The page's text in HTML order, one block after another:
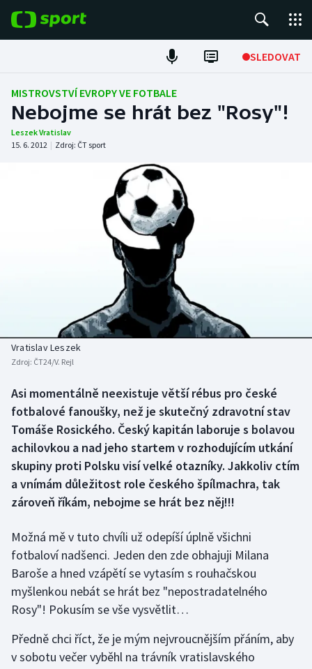
SLEDOVAT
Fotbal
Hokej
Baseball a softbal
Basketbal
Biatlon
Boby a skeleton
Box
Curling
Florbal
Futsal
Gymnastika
Historické návraty
Aplikace ČT sport
AZ kvíz
MISTROVSTVÍ EVROPY VE FOTBALE
Nebojme se hrát bez "Rosy"!
Leszek Vratislav
15. 6. 2012 | Zdroj: ČT sport
Vratislav Leszek
Zdroj: ČT24/V. Rejl
Asi momentálně neexistuje větší rébus pro české
fotbalové fanoušky, než je skutečný zdravotní stav
Tomáše Rosického. Český kapitán laboruje s bolavou
achilovkou a nad jeho startem v rozhodujícím utkání
skupiny proti Polsku visí velké otazníky. Jakkoliv ctím
a vnímám důležitost role českého špílmachra, tak
zároveň říkám, nebojme se hrát bez něj!!!
Možná mě v tuto chvíli už odepíší úplně všichni
fotbaloví nadšenci. Jeden den zde obhajuji Milana
Baroše a hned vzápětí se vytasím s rouhačskou
myšlenkou nebát se hrát bez "nepostradatelného
Rosy"! Pokusím se vše vysvětlit…
Předně chci říct, že je mým nejvroucnějším přáním, aby
v sobotu večer vyběhl na trávník vratislavského